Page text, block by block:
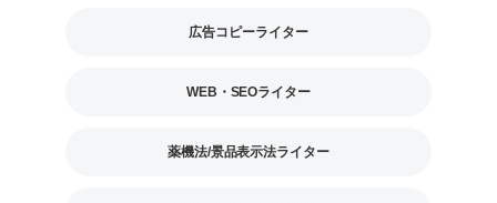
広告コピーライター
WEB・SEOライター
薬機法/景品表示法ライター